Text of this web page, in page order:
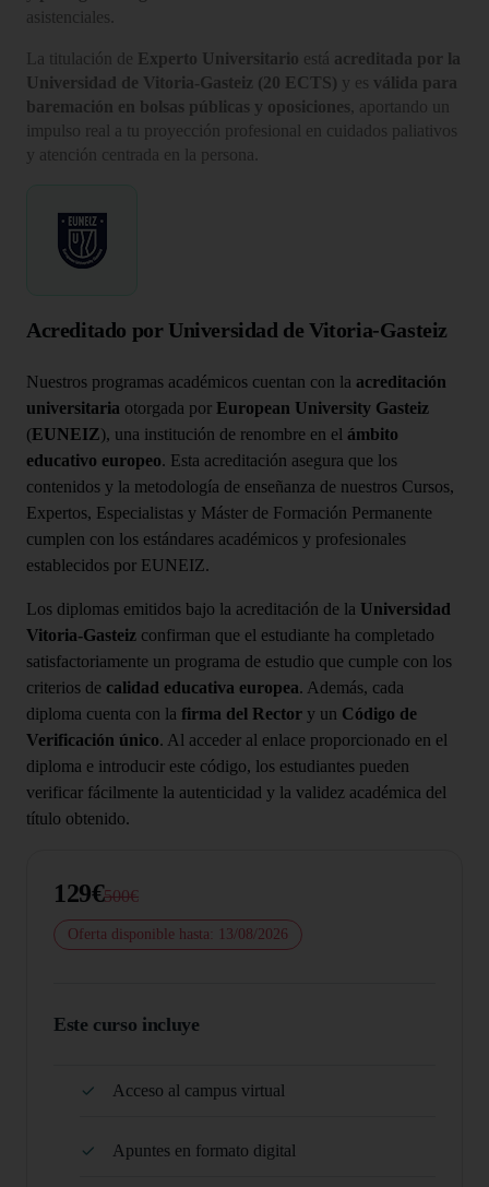
asistenciales.
La titulación de Experto Universitario está acreditada por la
Universidad de Vitoria-Gasteiz (20 ECTS) y es válida para
baremación en bolsas públicas y oposiciones , aportando un
impulso real a tu proyección profesional en cuidados paliativos
y atención centrada en la persona.
Acreditado por Universidad de Vitoria-Gasteiz
Nuestros programas académicos cuentan con la acreditación
universitaria otorgada por European University Gasteiz
(EUNEIZ), una institución de renombre en el ámbito
educativo europeo. Esta acreditación asegura que los
contenidos y la metodología de enseñanza de nuestros Cursos,
Expertos, Especialistas y Máster de Formación Permanente
cumplen con los estándares académicos y profesionales
establecidos por EUNEIZ.
Los diplomas emitidos bajo la acreditación de la Universidad
Vitoria-Gasteiz confirman que el estudiante ha completado
satisfactoriamente un programa de estudio que cumple con los
criterios de calidad educativa europea. Además, cada
diploma cuenta con la firma del Rector y un Código de
Verificación único. Al acceder al enlace proporcionado en el
diploma e introducir este código, los estudiantes pueden
verificar fácilmente la autenticidad y la validez académica del
título obtenido.
129€500€
Oferta disponible hasta: 13/08/2026
Este curso incluye
Acceso al campus virtual
Apuntes en formato digital